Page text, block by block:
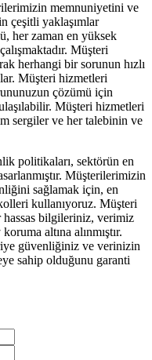
memnuniyetini ve
çeşitli yaklaşımlar
her zaman en yüksek
Müşteri
herhangi bir sorunun hızlı
Müşteri hizmetleri
çözümü için
Müşteri hizmetleri
sergiler ve her talebinin ve
politikaları, sektörün en
Müşterilerimizin
sağlamak için, en
kullanıyoruz. Müşteri
bilgileriniz, verimiz
altına alınmıştır.
güvenliğiniz ve verinizin
sahip olduğunu garanti